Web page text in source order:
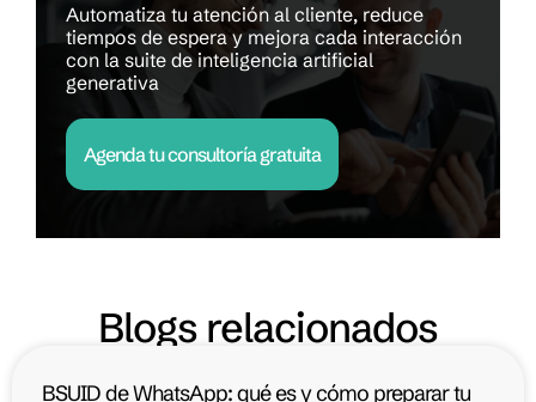
Automatiza tu atención al cliente, reduce
tiempos de espera y mejora cada interacción
con la suite de inteligencia artificial
generativa
Agenda tu consultoría gratuita
Blogs relacionados
BSUID de WhatsApp: qué es y cómo preparar tu